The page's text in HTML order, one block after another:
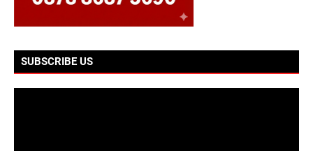
SUBSCRIBE US